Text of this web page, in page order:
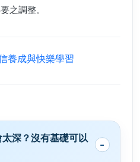
之調整。
養成與快樂學習
深？沒有基礎可以